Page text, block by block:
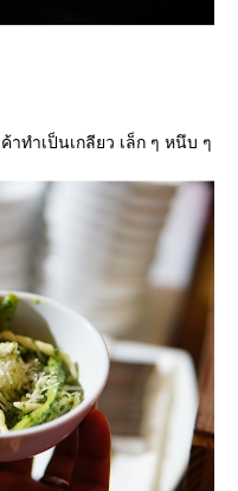
ทำเป็นเกลียว เล็ก ๆ หนึบ ๆ